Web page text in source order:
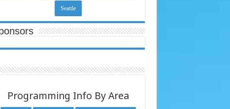
Seattle
Programming Info By Area